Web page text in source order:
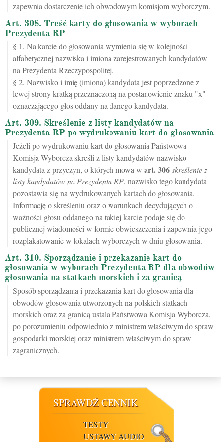
zapewnia dostarczenie ich obwodowym komisjom wyborczym.
Art. 308. Treść karty do głosowania w wyborach
Prezydenta RP
§ 1. Na karcie do głosowania wymienia się w kolejności
alfabetycznej nazwiska i imiona zarejestrowanych kandydatów
na Prezydenta Rzeczypospolitej.
§ 2. Nazwisko i imię (imiona) kandydata jest poprzedzone z
lewej strony kratką przeznaczoną na postanowienie znaku "x"
oznaczającego głos oddany na danego kandydata.
Art. 309. Skreślenie z listy kandydatów na
Prezydenta RP po wydrukowaniu kart do głosowania
Jeżeli po wydrukowaniu kart do głosowania Państwowa
Komisja Wyborcza skreśli z listy kandydatów nazwisko
kandydata z przyczyn, o których mowa w art.306skreślenie z
listy kandydatów na Prezydenta RP, nazwisko tego kandydata
pozostawia się na wydrukowanych kartach do głosowania.
Informację o skreśleniu oraz o warunkach decydujących o
ważności głosu oddanego na takiej karcie podaje się do
publicznej wiadomości w formie obwieszczenia i zapewnia jego
rozplakatowanie w lokalach wyborczych w dniu głosowania.
Art. 310. Sporządzanie i przekazanie kart do
głosowania w wyborach Prezydenta RP dla obwodów
głosowania na statkach morskich i za granicą
Sposób sporządzania i przekazania kart do głosowania dla
obwodów głosowania utworzonych na polskich statkach
morskich oraz za granicą ustala Państwowa Komisja Wyborcza,
po porozumieniu odpowiednio z ministrem właściwym do spraw
gospodarki morskiej oraz ministrem właściwym do spraw
zagranicznych.
SPRAWDŹ CENNIK
TESTY
USTAWY AUDIO